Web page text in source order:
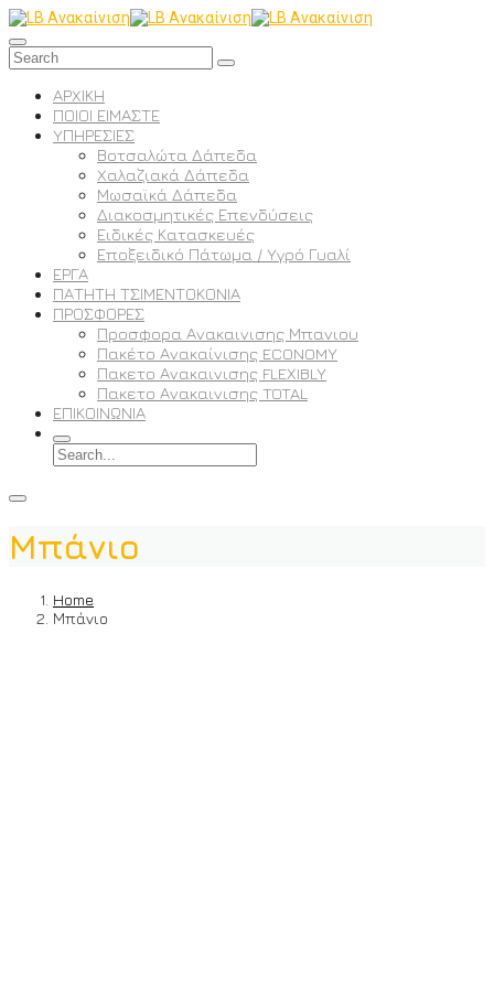
ΑΡΧΙΚΗ
ΠΟΙΟΙ ΕΙΜΑΣΤΕ
ΥΠΗΡΕΣΙΕΣ
Βοτσαλώτα Δάπεδα
Χαλαζιακά Δάπεδα
Μωσαϊκά Δάπεδα
Διακοσμητικές Επενδύσεις
Ειδικές Κατασκευές
Εποξειδικό Πάτωμα / Υγρό Γυαλί
ΕΡΓΑ
ΠΑΤΗΤΗ ΤΣΙΜΕΝΤΟΚΟΝΙΑ
ΠΡΟΣΦΟΡΕΣ
Προσφορα Ανακαινισης Μπανιου
Πακέτο Ανακαίνισης ECONOMY
Πακετο Ανακαινισης FLEXIBLY
Πακετο Ανακαινισης TOTAL
ΕΠΙΚΟΙΝΩΝΙΑ
Μπάνιο
Home
Μπάνιο